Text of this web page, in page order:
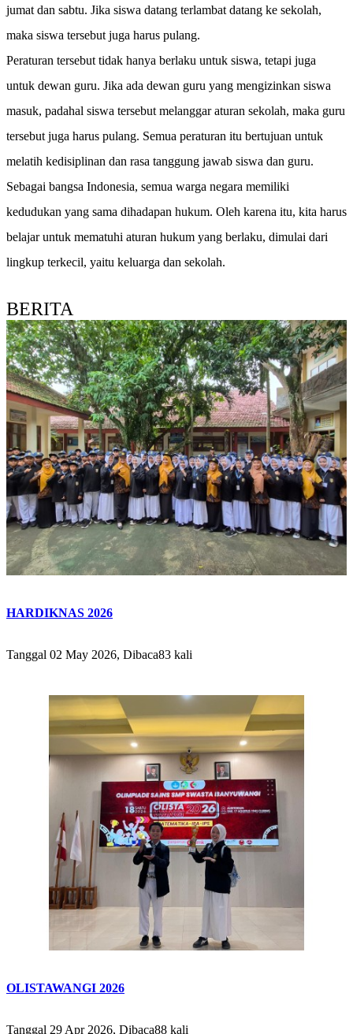
jumat dan sabtu. Jika siswa datang terlambat datang ke sekolah,
maka siswa tersebut juga harus pulang.
Peraturan tersebut tidak hanya berlaku untuk siswa, tetapi juga
untuk dewan guru. Jika ada dewan guru yang mengizinkan siswa
masuk, padahal siswa tersebut melanggar aturan sekolah, maka guru
tersebut juga harus pulang. Semua peraturan itu bertujuan untuk
melatih kedisiplinan dan rasa tanggung jawab siswa dan guru.
Sebagai bangsa Indonesia, semua warga negara memiliki
kedudukan yang sama dihadapan hukum. Oleh karena itu, kita harus
belajar untuk mematuhi aturan hukum yang berlaku, dimulai dari
lingkup terkecil, yaitu keluarga dan sekolah.
BERITA
HARDIKNAS 2026
Tanggal 02 May 2026, Dibaca83 kali
OLISTAWANGI 2026
Tanggal 29 Apr 2026, Dibaca88 kali